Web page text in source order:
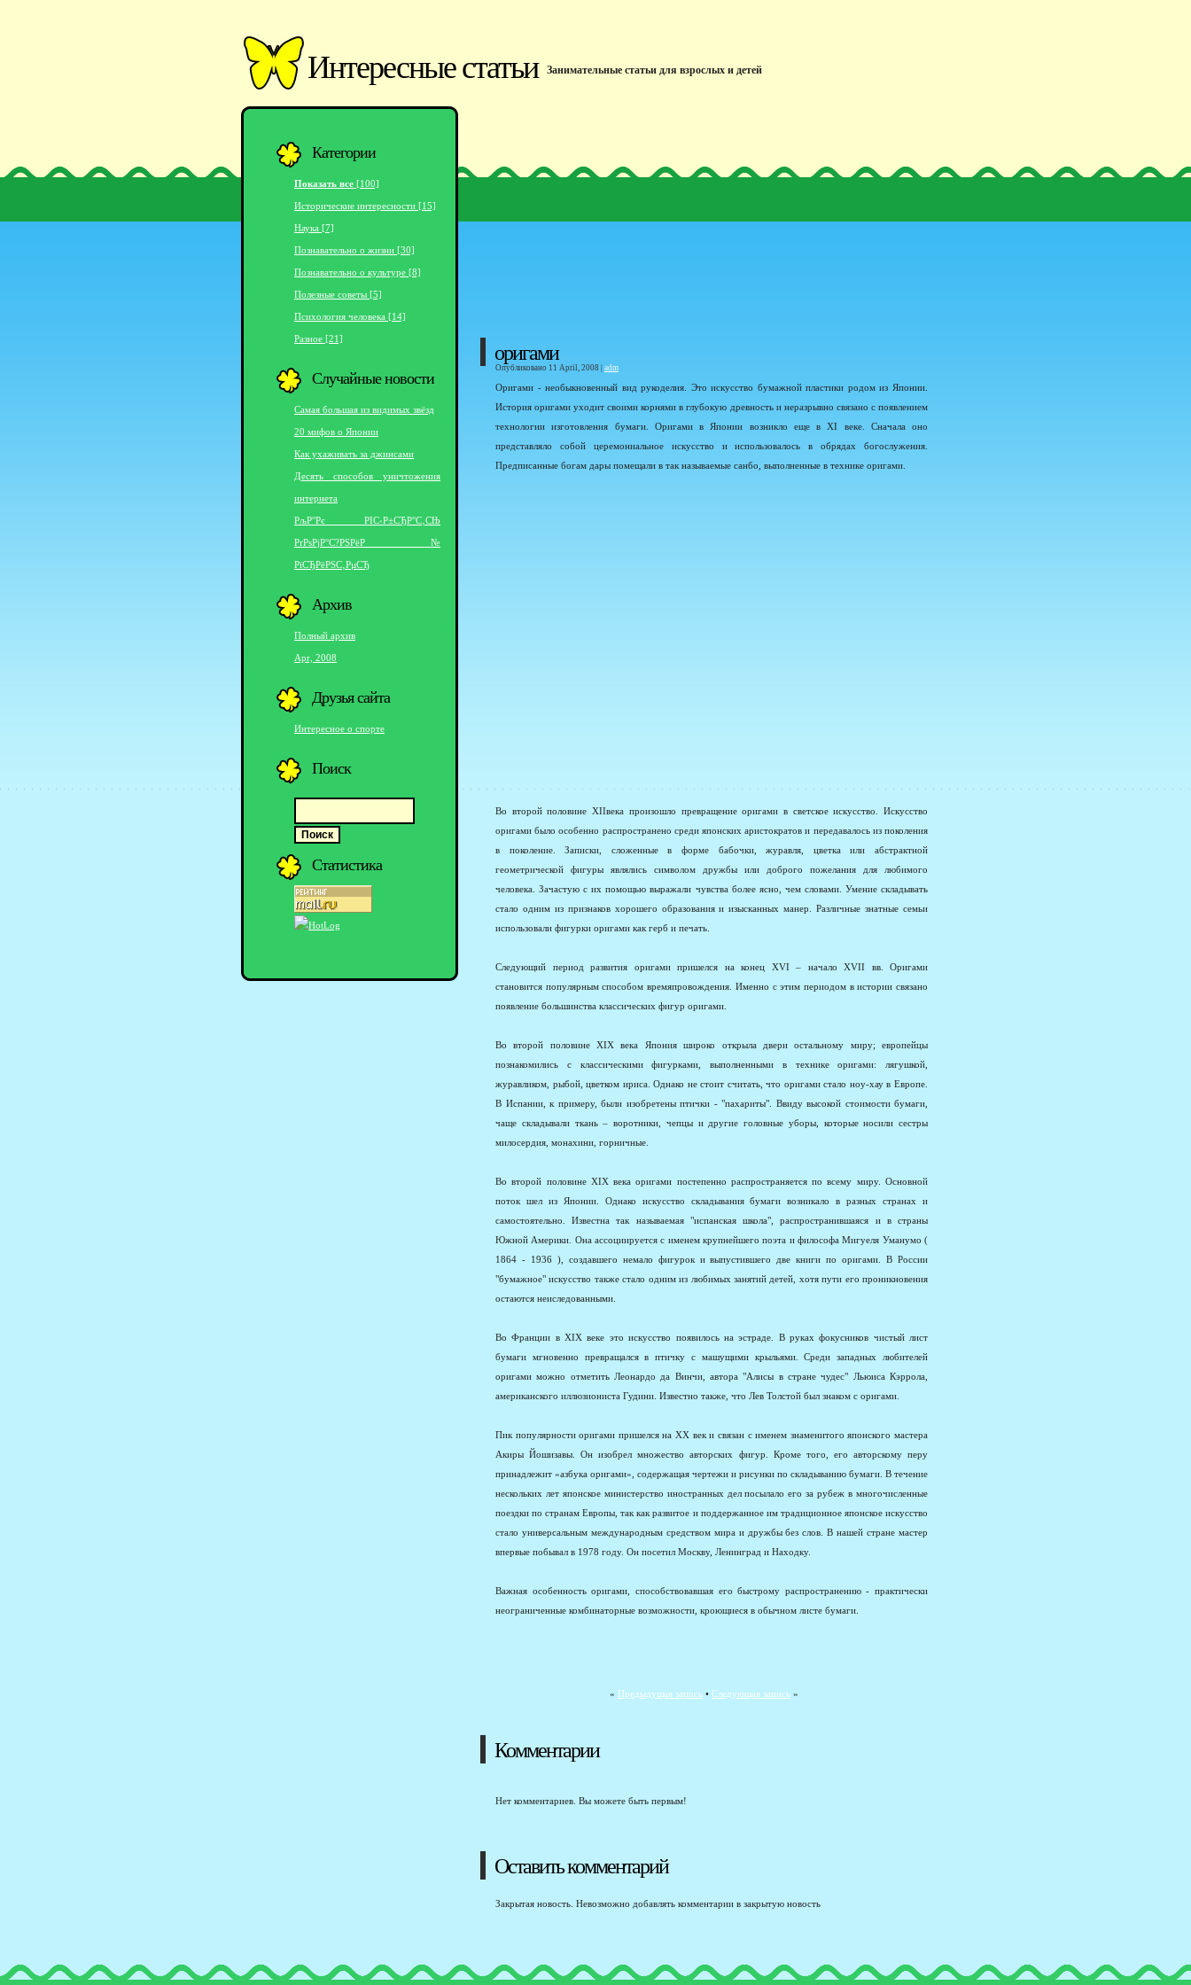
Интересные статьи Занимательные статьи для взрослых и детей
оригами
Опубликовано 11 April, 2008 | adm
Оригами - необыкновенный вид рукоделия. Это искусство бумажной пластики родом из Японии.
История оригами уходит своими корнями в глубокую древность и неразрывно связано с появлением
технологии изготовления бумаги. Оригами в Японии возникло еще в XI веке. Сначала оно
представляло собой церемониальное искусство и использовалось в обрядах богослужения.
Предписанные богам дары помещали в так называемые санбо, выполненные в технике оригами.
Во второй половине XIIвека произошло превращение оригами в светское искусство. Искусство
оригами было особенно распространено среди японских аристократов и передавалось из поколения
в поколение. Записки, сложенные в форме бабочки, журавля, цветка или абстрактной
геометрической фигуры являлись символом дружбы или доброго пожелания для любимого
человека. Зачастую с их помощью выражали чувства более ясно, чем словами. Умение складывать
стало одним из признаков хорошего образования и изысканных манер. Различные знатные семьи
использовали фигурки оригами как герб и печать.
Следующий период развития оригами пришелся на конец XVI – начало XVII вв. Оригами
становится популярным способом времяпровождения. Именно с этим периодом в истории связано
появление большинства классических фигур оригами.
Во второй половине XIX века Япония широко открыла двери остальному миру; европейцы
познакомились с классическими фигурками, выполненными в технике оригами: лягушкой,
журавликом, рыбой, цветком ириса. Однако не стоит считать, что оригами стало ноу-хау в Европе.
В Испании, к примеру, были изобретены птички - "пахариты". Ввиду высокой стоимости бумаги,
чаще складывали ткань – воротники, чепцы и другие головные уборы, которые носили сестры
милосердия, монахини, горничные.
Во второй половине XIX века оригами постепенно распространяется по всему миру. Основной
поток шел из Японии. Однако искусство складывания бумаги возникало в разных странах и
самостоятельно. Известна так называемая "испанская школа", распространившаяся и в страны
Южной Америки. Она ассоциируется с именем крупнейшего поэта и философа Мигуеля Уманумо (
1864 - 1936 ), создавшего немало фигурок и выпустившего две книги по оригами. В России
"бумажное" искусство также стало одним из любимых занятий детей, хотя пути его проникновения
остаются неиследованными.
Во Франции в XIX веке это искусство появилось на эстраде. В руках фокусников чистый лист
бумаги мгновенно превращался в птичку с машущими крыльями. Среди западных любителей
оригами можно отметить Леонардо да Винчи, автора "Алисы в стране чудес" Льюиса Кэррола,
американского иллюзиониста Гудини. Известно также, что Лев Толстой был знаком с оригами.
Пик популярности оригами пришелся на XX век и связан с именем знаменитого японского мастера
Акиры Йошизавы. Он изобрел множество авторских фигур. Кроме того, его авторскому перу
принадлежит «азбука оригами», содержащая чертежи и рисунки по складыванию бумаги. В течение
нескольких лет японское министерство иностранных дел посылало его за рубеж в многочисленные
поездки по странам Европы, так как развитое и поддержанное им традиционное японское искусство
стало универсальным международным средством мира и дружбы без слов. В нашей стране мастер
впервые побывал в 1978 году. Он посетил Москву, Ленинград и Находку.
Важная особенность оригами, способствовавшая его быстрому распространению - практически
неограниченные комбинаторные возможности, кроющиеся в обычном листе бумаги.
« Предыдущая запись • Следующая запись »
Комментарии
Нет комментариев. Вы можете быть первым!
Оставить комментарий
Закрытая новость. Невозможно добавлять комментарии в закрытую новость
Категории
Показать все [100]
Исторические интересности [15]
Наука [7]
Познавательно о жизни [30]
Познавательно о культуре [8]
Полезные советы [5]
Психология человека [14]
Разное [21]
Случайные новости
Самая большая из видимых звёзд
20 мифов о Японии
Как ухаживать за джинсами
Десять способов уничтожения
интернета
РљР°Рє РІС‹Р±СЂР°С‚СЊ
РґРѕРјР°С?РЅРёР№
РїСЂРёРЅС‚РµСЂ
Архив
Полный архив
Apr, 2008
Друзья сайта
Интересное о спорте
Поиск
Статистика